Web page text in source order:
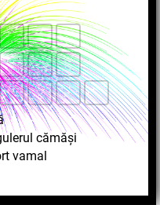
cămăși
vamal